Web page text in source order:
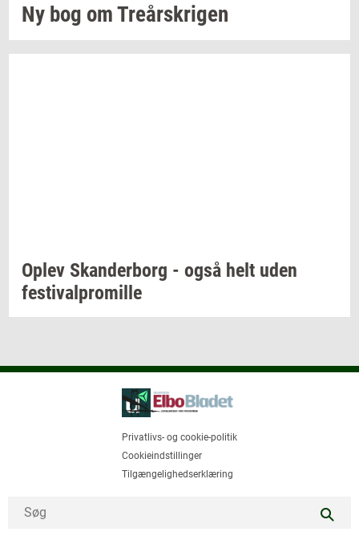
Ny bog omTre­år­skri­gen
Oplev Skan­der­borg - også helt uden
festi­val­pro­mil­le
Privatlivs- og cookie-politik
Cookieindstillinger
Tilgængelighedserklæring